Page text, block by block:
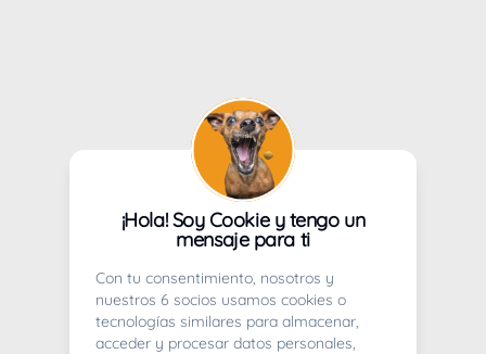
¡Hola! Soy Cookie y tengo un
mensaje para ti
Con tu consentimiento, nosotros y
nuestros 6 socios usamos cookies o
tecnologías similares para almacenar,
acceder y procesar datos personales,